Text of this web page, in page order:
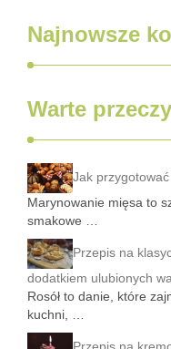
Najnowsze
Warte
Jak
Marynowanie mięsa to
smakowe …
Przepis na
dodatkiem ulubionych
Rosół to danie, które
kuchni, …